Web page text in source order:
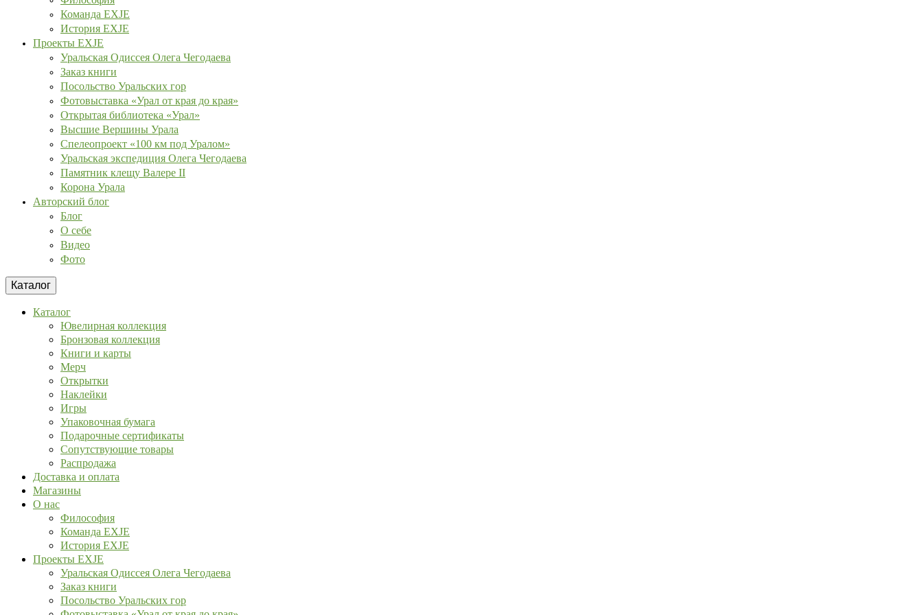
Команда EXJE
История EXJE
Проекты EXJE
Уральская Одиссея Олега Чегодаева
Заказ книги
Посольство Уральских гор
Фотовыставка «Урал от края до края»
Открытая библиотека «Урал»
Высшие Вершины Урала
Спелеопроект «100 км под Уралом»
Уральская экспедиция Олега Чегодаева
Памятник клещу Валере II
Корона Урала
Авторский блог
Блог
О себе
Видео
Фото
Каталог
Каталог
Ювелирная коллекция
Бронзовая коллекция
Книги и карты
Мерч
Открытки
Наклейки
Игры
Упаковочная бумага
Подарочные сертификаты
Сопутствующие товары
Распродажа
Доставка и оплата
Магазины
О нас
Философия
Команда EXJE
История EXJE
Проекты EXJE
Уральская Одиссея Олега Чегодаева
Заказ книги
Посольство Уральских гор